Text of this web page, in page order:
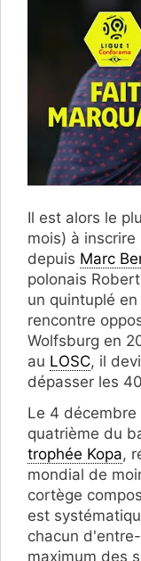
Il est alors le
mois) à
depuis Marc
polonais Robert
un quintuplé
rencontre
Wolfsburg en
au LOSC, il
dépasser les
Le 4 décembre
quatrième du
trophée Kopa,
mondial de
cortège
est
chacun
maximum des